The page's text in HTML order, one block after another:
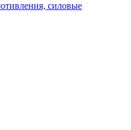
силовые